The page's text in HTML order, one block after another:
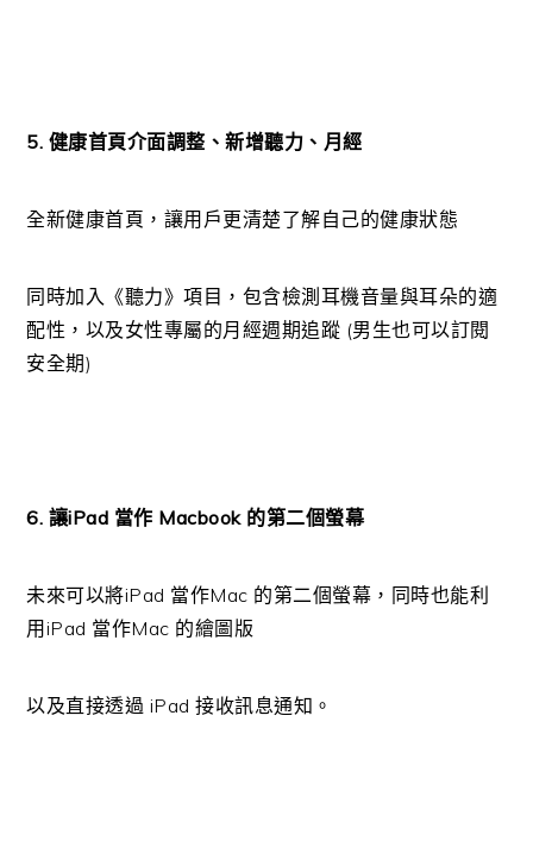
5. 健康首頁介面調整、新增聽力、月經
全新健康首頁，讓用戶更清楚了解自己的健康狀態
同時加入《聽力》項目，包含檢測耳機音量與耳朵的適
配性，以及女性專屬的月經週期追蹤 (男生也可以訂閱
安全期)
6. 讓iPad 當作 Macbook 的第二個螢幕
未來可以將iPad 當作Mac 的第二個螢幕，同時也能利
用iPad 當作Mac 的繪圖版
以及直接透過 iPad 接收訊息通知。